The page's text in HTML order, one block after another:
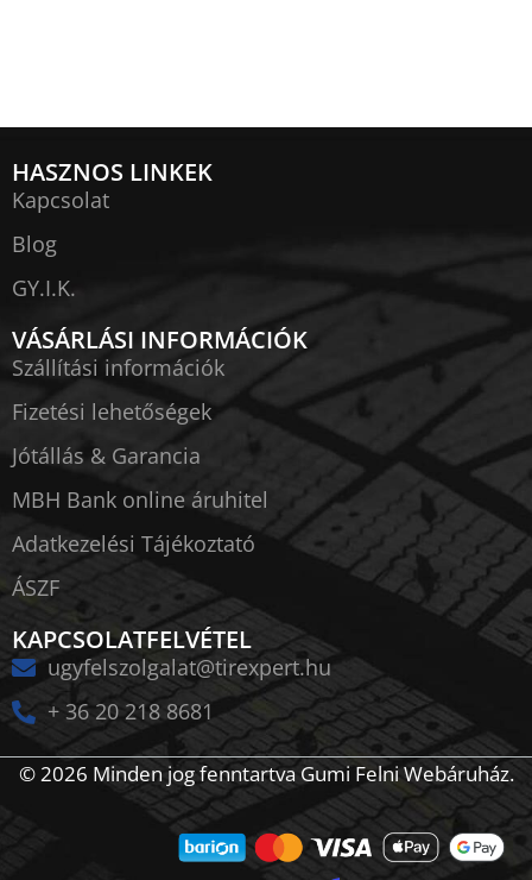
HASZNOS LINKEK
Kapcsolat
Blog
GY.I.K.
VÁSÁRLÁSI INFORMÁCIÓK
Szállítási információk
Fizetési lehetőségek
Jótállás & Garancia
MBH Bank online áruhitel
Adatkezelési Tájékoztató
ÁSZF
KAPCSOLATFELVÉTEL
ugyfelszolgalat@tirexpert.hu
+ 36 20 218 8681
© 2026 Minden jog fenntartva Gumi Felni Webáruház.